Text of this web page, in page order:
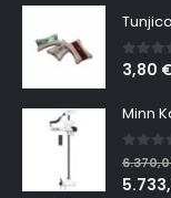
0
3,80
Minn
0 out